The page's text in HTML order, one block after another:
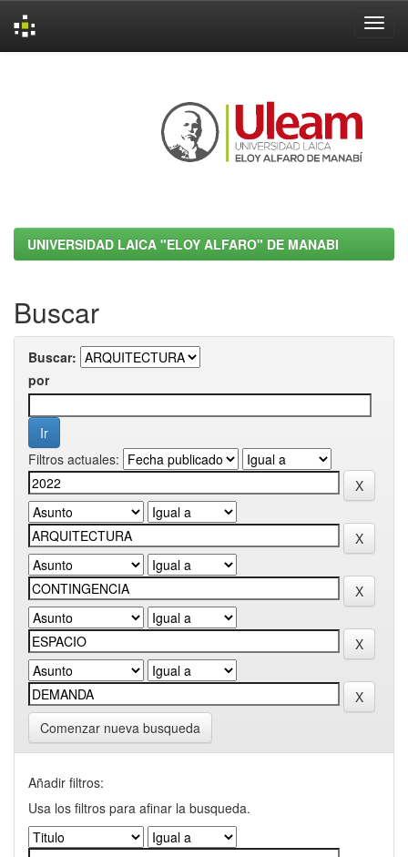
UNIVERSIDAD LAICA "ELOY ALFARO" DE MANABI
Buscar
Buscar:
por
Filtros actuales:
Comenzar nueva busqueda
Añadir filtros:
Usa los filtros para afinar la busqueda.